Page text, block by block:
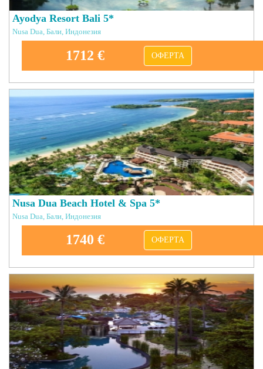
Ayodya Resort Bali 5*
Nusa Dua, Бали, Индонезия
1712 € ОФЕРТА
Nusa Dua Beach Hotel & Spa 5*
Nusa Dua, Бали, Индонезия
1740 € ОФЕРТА